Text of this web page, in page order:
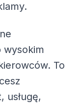
wysokim
To
usługę,